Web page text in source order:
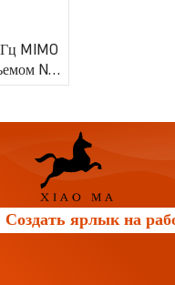
MIMO
N
Создать ярлык на